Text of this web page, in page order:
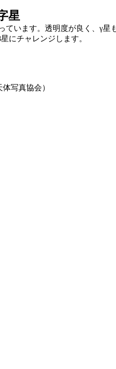
星
ています。透明度が良く、γ
にチャレンジします。
写真協会）